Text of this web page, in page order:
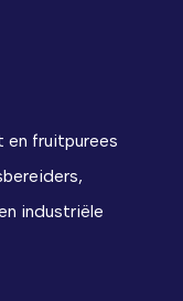
en fruitpurees
industriële